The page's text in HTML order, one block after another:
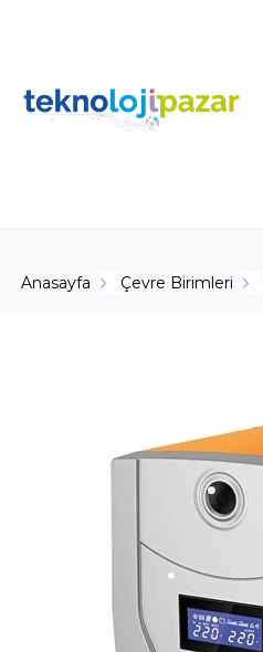
Anasayfa Çevre Birimleri